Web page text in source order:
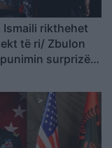
Ismaili rikthehet
të ri/ Zbulon
surprizë